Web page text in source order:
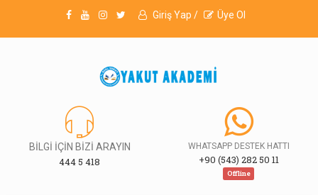
Giriş Yap / Üye Ol
BİLGİ İÇİN BİZİ ARAYIN
444 5 418
WHATSAPP DESTEK HATTI
+90 (543) 282 50 11
Offline